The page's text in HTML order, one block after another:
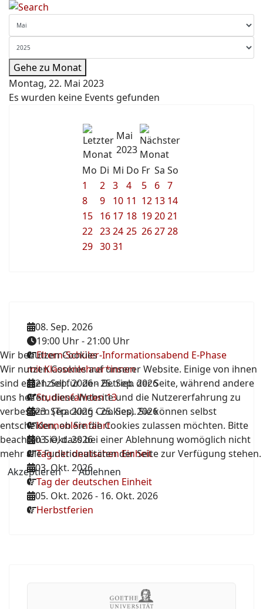
Gehe zu Monat
Montag, 22. Mai 2023
Es wurden keine Events gefunden
Mai
2023
Mo Di Mi Do Fr Sa So
1
2 3 4 5 6 7
8
9 10 11 12 13 14
15 16 17 18 192021
22 2324 25 262728
29 3031
08. Sep. 2026
19:00 Uhr-21:00 Uhr
Eltern-Schüler-Informationsabend E-Phase
mit Klassenlehrer*innen
21. Sep. 2026-25. Sep. 2026
Studienfahrten 13
23. Sep. 2026-25. Sep. 2026
Kennenlernfahrt
03. Okt. 2026
Tag der deutschen Einheit
03. Okt. 2026
Tag der deutschen Einheit
05. Okt. 2026- 16. Okt. 2026
Herbstferien
Wir benutzen Cookies
Wir nutzen Cookies auf unserer Website. Einige von ihnen
sind essenziell für den Betrieb der Seite, während andere
uns helfen, diese Website und die Nutzererfahrung zu
verbessern (Tracking Cookies). Sie können selbst
entscheiden, ob Sie die Cookies zulassen möchten. Bitte
beachten Sie, dass bei einer Ablehnung womöglich nicht
mehr alle Funktionalitäten der Seite zur Verfügung stehen.
Akzeptieren
Ablehnen